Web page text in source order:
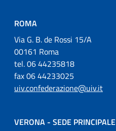
ROMA
Via G. B. de Rossi 15/A
00161 Roma
tel. 06 44235818
fax 06 44233025
uiv.confederazione@uiv.it
VERONA - SEDE PRINCIPALE